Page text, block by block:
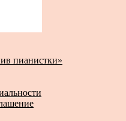
пианистки»